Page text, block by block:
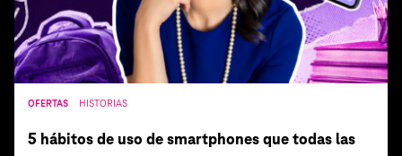
OFERTAS HISTORIAS
5 hábitos de uso de smartphones que todas las